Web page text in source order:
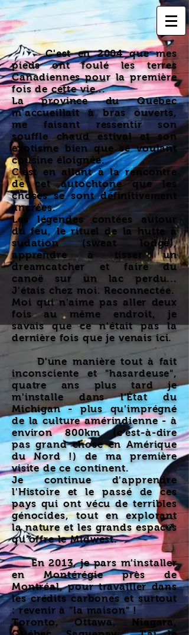
C'est en 2004 que mes
pieds ont foulé les terres
Canadiennes pour la première
fois de cette vie...
La province du Québec
m'accueillait à bras ouverts,
me faisant ressentir son
souffle chaud estival et son
exotisme bien que se voulant
cousine éloignée.
C'est en allant à la rencontre
de cet autochtone que les
choses se sont définitivement
ancrées.
Les légendes contées autour
du feu, le rituel de la hutte à
sudation (sweat lodge),
apprendre à tisser un
dreamcatcher et faire du
canoë sur un lac perdu...
J'étais chez moi. Reconnectée.
Moi qui n'aime pas aller deux
fois au même endroit, je
savais que ce n'était pas la
dernière fois que je venais ici.
D'une manière tout à fait
inconsciente et "hasardeuse",
quatre ans plus tard je
m'installe dans l'État du
Michigan - plus qu'imprégné
de la culture amérindienne - à
environ 800km (c'est-à-dire
pas grand chose en Amérique
du Nord !) de ma première
visite de ce continent.
Je continue d'apprendre
l'Histoire et le passé de ces
pays qui ont vécu de terribles
génocides, tout en explorant
la nature et les grands espaces
qu'offre le Midwest.
En 2013, je pars m'installer
en Montérégie près de
Montréal, pour travailler dans
les crédits carbones et surtout
: revenir à "la maison" !
Toronto, Ottawa, Niagara,